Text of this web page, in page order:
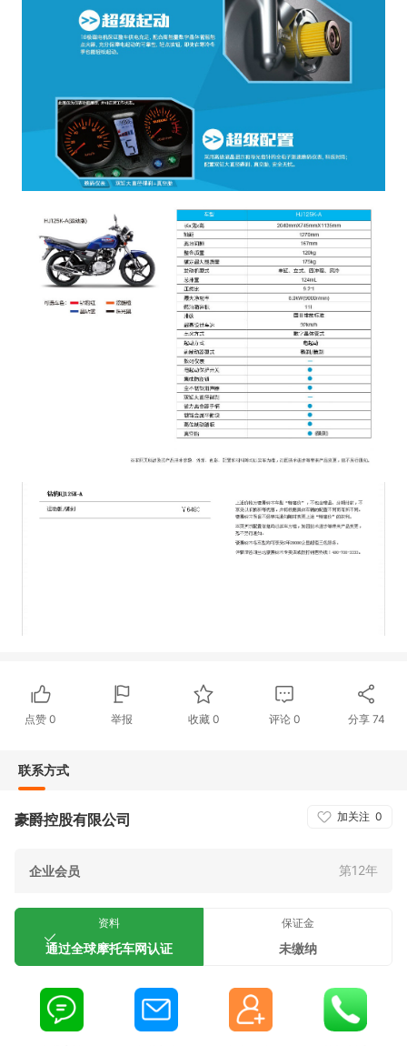
点赞0 举报 收藏 0 评论0 分享 74
联系方式
加关注 0
豪爵控股有限公司
企业会员 第12年
资料
通过全球摩托车网认证
保证金
未缴纳